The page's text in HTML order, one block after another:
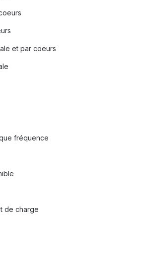
et par coeurs
fréquence
de charge